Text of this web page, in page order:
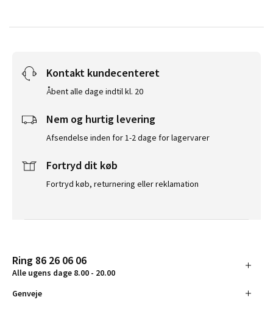
Kontakt kundecenteret
Åbent alle dage indtil kl. 20
Nem og hurtig levering
Afsendelse inden for 1-2 dage for lagervarer
Fortryd dit køb
Fortryd køb, returnering eller reklamation
Ring 86 26 06 06
Alle ugens dage 8.00 - 20.00
Genveje